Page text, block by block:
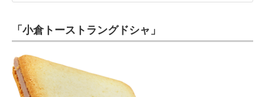
「小倉トーストラングドシャ」